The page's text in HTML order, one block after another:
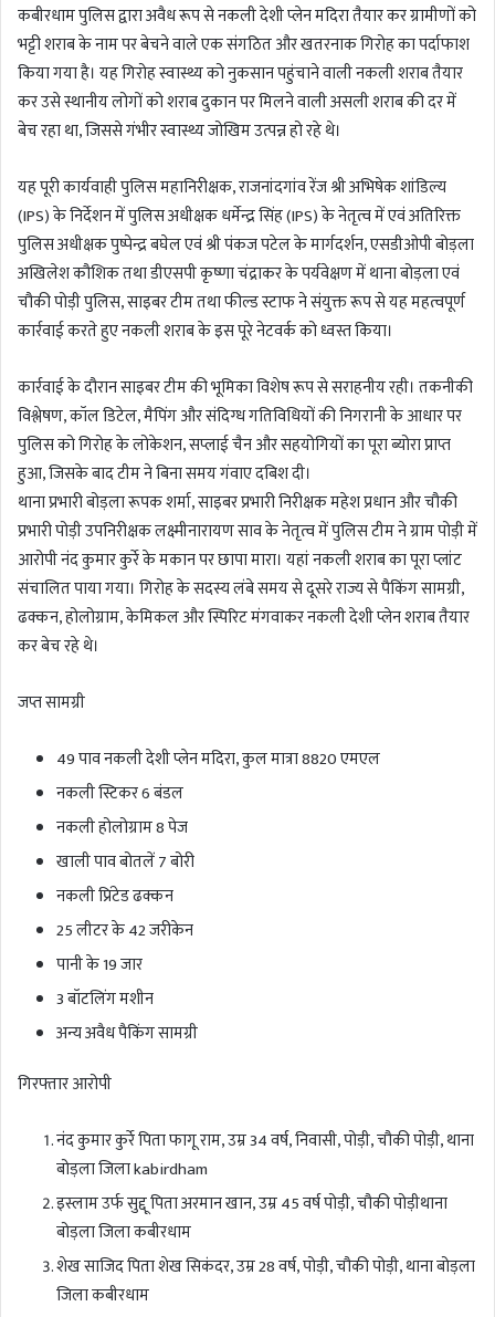
कबीरधाम पुलिस द्वारा अवैध रूप से नकली देशी प्लेन मदिरा तैयार कर ग्रामीणों को
भट्टी शराब के नाम पर बेचने वाले एक संगठित और खतरनाक गिरोह का पर्दाफाश
किया गया है। यह गिरोह स्वास्थ्य को नुकसान पहुंचाने वाली नकली शराब तैयार
कर उसे स्थानीय लोगों को शराब दुकान पर मिलने वाली असली शराब की दर में
बेच रहा था, जिससे गंभीर स्वास्थ्य जोखिम उत्पन्न हो रहे थे।
यह पूरी कार्यवाही पुलिस महानिरीक्षक, राजनांदगांव रेंज श्री अभिषेक शांडिल्य
(IPS) के निर्देशन में पुलिस अधीक्षक धर्मेन्द्र सिंह (IPS) के नेतृत्व में एवं अतिरिक्त
पुलिस अधीक्षक पुष्पेन्द्र बघेल एवं श्री पंकज पटेल के मार्गदर्शन, एसडीओपी बोड़ला
अखिलेश कौशिक तथा डीएसपी कृष्णा चंद्राकर के पर्यवेक्षण में थाना बोड़ला एवं
चौकी पोड़ी पुलिस, साइबर टीम तथा फील्ड स्टाफ ने संयुक्त रूप से यह महत्वपूर्ण
कार्रवाई करते हुए नकली शराब के इस पूरे नेटवर्क को ध्वस्त किया।
कार्रवाई के दौरान साइबर टीम की भूमिका विशेष रूप से सराहनीय रही। तकनीकी
विश्लेषण, कॉल डिटेल, मैपिंग और संदिग्ध गतिविधियों की निगरानी के आधार पर
पुलिस को गिरोह के लोकेशन, सप्लाई चैन और सहयोगियों का पूरा ब्योरा प्राप्त
हुआ, जिसके बाद टीम ने बिना समय गंवाए दबिश दी।
थाना प्रभारी बोड़ला रूपक शर्मा, साइबर प्रभारी निरीक्षक महेश प्रधान और चौकी
प्रभारी पोड़ी उपनिरीक्षक लक्ष्मीनारायण साव के नेतृत्व में पुलिस टीम ने ग्राम पोड़ी में
आरोपी नंद कुमार कुर्रे के मकान पर छापा मारा। यहां नकली शराब का पूरा प्लांट
संचालित पाया गया। गिरोह के सदस्य लंबे समय से दूसरे राज्य से पैकिंग सामग्री,
ढक्कन, होलोग्राम, केमिकल और स्पिरिट मंगवाकर नकली देशी प्लेन शराब तैयार
कर बेच रहे थे।
जप्त सामग्री
49 पाव नकली देशी प्लेन मदिरा, कुल मात्रा 8820 एमएल
नकली स्टिकर 6 बंडल
नकली होलोग्राम 8 पेज
खाली पाव बोतलें 7 बोरी
नकली प्रिंटेड ढक्कन
25 लीटर के 42 जरीकेन
पानी के 19 जार
3 बॉटलिंग मशीन
अन्य अवैध पैकिंग सामग्री
गिरफ्तार आरोपी
नंद कुमार कुर्रे पिता फागू राम, उम्र 34 वर्ष, निवासी, पोड़ी, चौकी पोड़ी, थाना
बोड़ला जिला kabirdham
इस्लाम उर्फ सुद्दू पिता अरमान खान, उम्र 45 वर्ष पोड़ी, चौकी पोड़ीथाना
बोड़ला जिला कबीरधाम
शेख साजिद पिता शेख सिकंदर, उम्र 28 वर्ष, पोड़ी, चौकी पोड़ी, थाना बोड़ला
जिला कबीरधाम